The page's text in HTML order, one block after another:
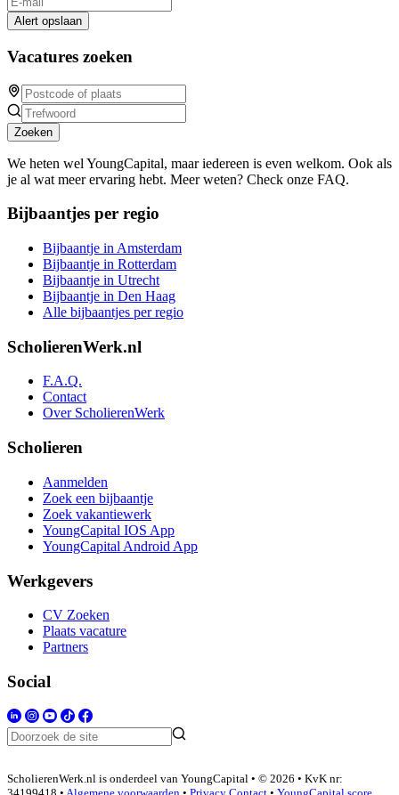
Alert opslaan
Vacatures zoeken
Zoeken
We heten wel YoungCapital, maar iedereen is even welkom. Ook als
je al wat meer ervaring hebt. Meer weten? Check onze FAQ.
Bijbaantjes per regio
Bijbaantje in Amsterdam
Bijbaantje in Rotterdam
Bijbaantje in Utrecht
Bijbaantje in Den Haag
Alle bijbaantjes per regio
ScholierenWerk.nl
F.A.Q.
Contact
Over ScholierenWerk
Scholieren
Aanmelden
Zoek een bijbaantje
Zoek vakantiewerk
YoungCapital IOS App
YoungCapital Android App
Werkgevers
CV Zoeken
Plaats vacature
Partners
Social
ScholierenWerk.nl is onderdeel van YoungCapital • © 2026 • KvK nr: